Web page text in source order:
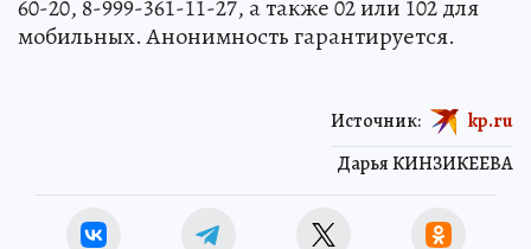
60-20, 8-999-361-11-27, а также 02 или 102 для
мобильных. Анонимность гарантируется.
Дарья КИНЗИКЕЕВА
Источник: kp.ru